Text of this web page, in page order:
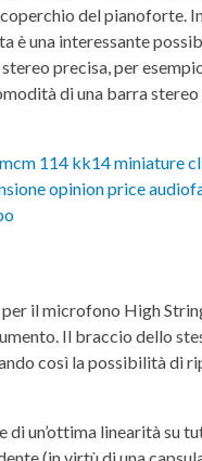
del pianoforte.
è una interessante
precisa, per
di una barra
il microfono High
Il braccio dello
così la possibilità di
di un’ottima linearità